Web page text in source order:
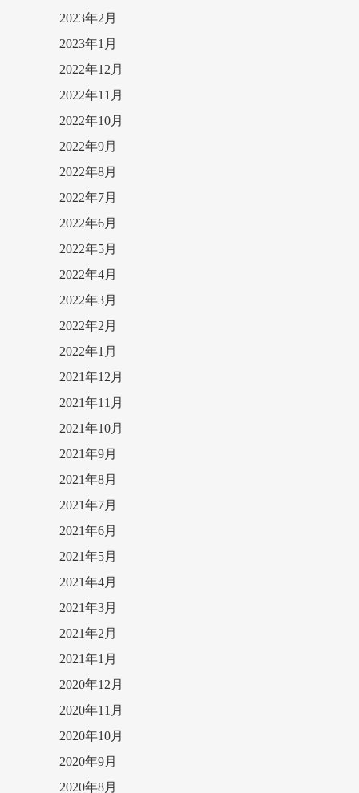
2023年2月
2023年1月
2022年12月
2022年11月
2022年10月
2022年9月
2022年8月
2022年7月
2022年6月
2022年5月
2022年4月
2022年3月
2022年2月
2022年1月
2021年12月
2021年11月
2021年10月
2021年9月
2021年8月
2021年7月
2021年6月
2021年5月
2021年4月
2021年3月
2021年2月
2021年1月
2020年12月
2020年11月
2020年10月
2020年9月
2020年8月